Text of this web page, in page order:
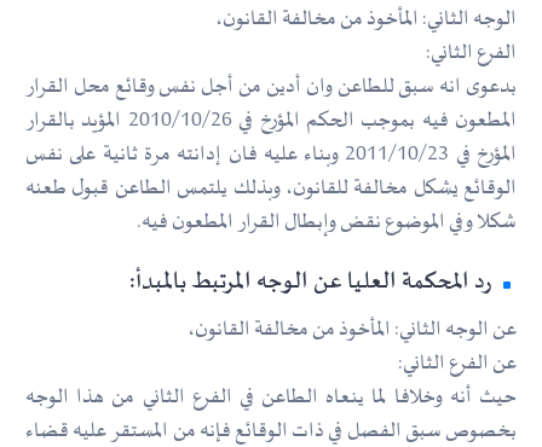
الوجه الثاني: المأخوذ من مخالفة القانون،
الفرع الثاني:
بدعوى انه سبق للطاعن وان أدين من أجل نفس وقائع محل القرار
المطعون فيه بموجب الحكم المؤرخ في 2010/10/26 المؤيد بالقرار
المؤرخ في 2011/10/23 وبناء عليه فان إدانته مرة ثانية على نفس
الوقائع يشكل مخالفة للقانون، وبذلك يلتمس الطاعن قبول طعنه
شكلا وفي الموضوع نقض وإبطال القرار المطعون فيه.
رد المحكمة العليا عن الوجه المرتبط بالمبدأ:
عن الوجه الثاني: المأخوذ من مخالفة القانون،
عن الفرع الثاني:
حيث أنه وخلافا لما ينعاه الطاعن في الفرع الثاني من هذا الوجه
بخصوص سبق الفصل في ذات الوقائع فإنه من المستقر عليه قضاء